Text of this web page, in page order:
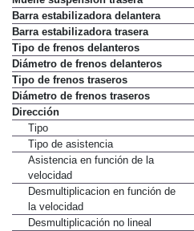
Barra estabilizadora delantera
Barra estabilizadora trasera
Tipo de frenos delanteros
Diámetro de frenos delanteros
Tipo de frenos traseros
Diámetro de frenos traseros
Dirección
Tipo
Tipo de asistencia
Asistencia en función de la
velocidad
Desmultiplicacion en función de
la velocidad
Desmultiplicación no lineal